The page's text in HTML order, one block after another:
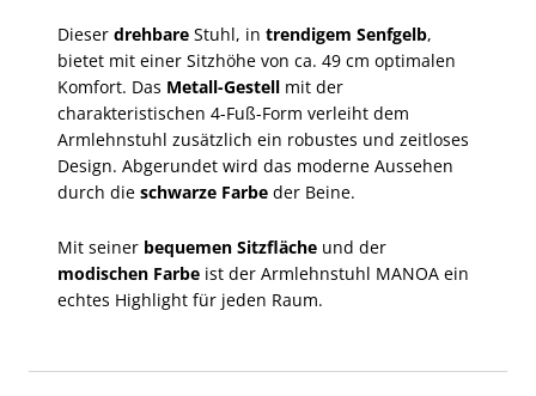
Dieser drehbare Stuhl, in trendigem Senfgelb,
bietet mit einer Sitzhöhe von ca. 49 cm optimalen
Komfort. Das Metall-Gestell mit der
charakteristischen 4-Fuß-Form verleiht dem
Armlehnstuhl zusätzlich ein robustes und zeitloses
Design. Abgerundet wird das moderne Aussehen
durch die schwarze Farbe der Beine.
Mit seiner bequemen Sitzfläche und der
modischen Farbe ist der Armlehnstuhl MANOA ein
echtes Highlight für jeden Raum.